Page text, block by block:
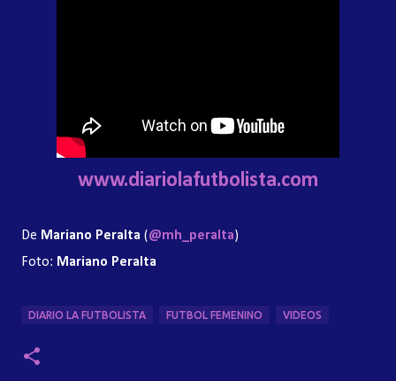
www.diariolafutbolista.com
De Mariano Peralta (@mh_peralta)
Foto: Mariano Peralta
DIARIO LA FUTBOLISTA FUTBOL FEMENINO VIDEOS